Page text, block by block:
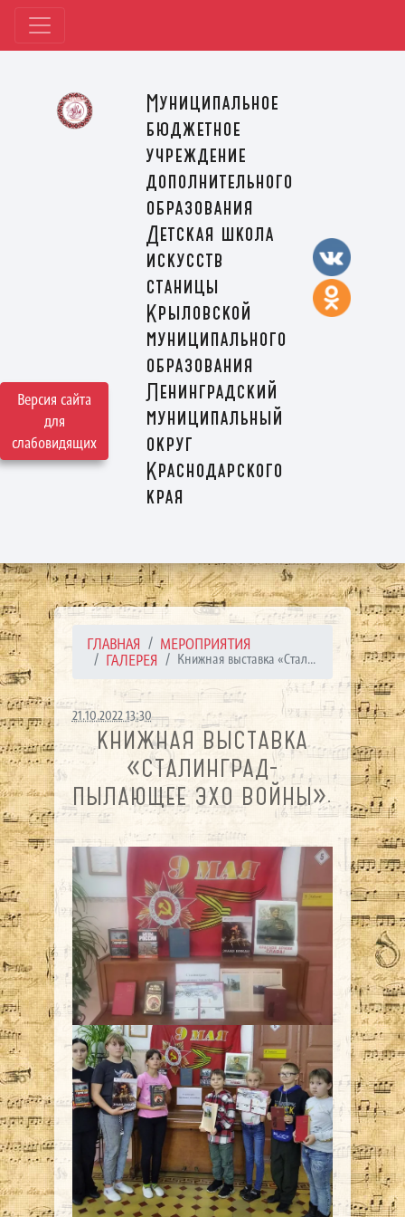
Версия сайта
для
слабовидящих
Муниципальное
бюджетное
учреждение
дополнительного
образования
Детская школа
искусств
станицы
Крыловской
муниципального
образования
Ленинградский
муниципальный
округ
Краснодарского
края
ГЛАВНАЯ
МЕРОПРИЯТИЯ
ГАЛЕРЕЯ
Книжная выставка «Стал...
21.10.2022 13:30
КНИЖНАЯ ВЫСТАВКА
«СТАЛИНГРАД-
ПЫЛАЮЩЕЕ ЭХО ВОЙНЫ».